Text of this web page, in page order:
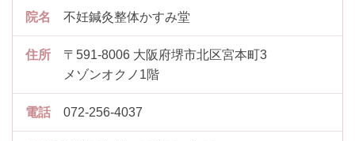
院名 不妊鍼灸整体かすみ堂
住所
〒591-8006 大阪府堺市北区宮本町3
メゾンオクノ1階
電話 072-256-4037